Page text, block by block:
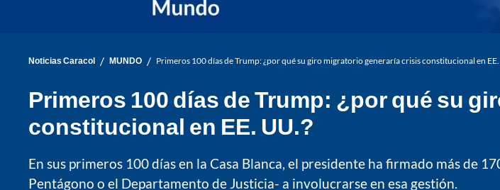
Noticias Caracol / MUNDO / Primeros 100 días de Trump: ¿por qué su giro migratorio generaría crisis constitucional en
Primeros 100 días de Trump: ¿por qué su
constitucional en EE. UU.?
En sus primeros 100 días en la Casa Blanca, el presidente ha firmado más de
Pentágono o el Departamento de Justicia- a involucrarse en esa gestión.